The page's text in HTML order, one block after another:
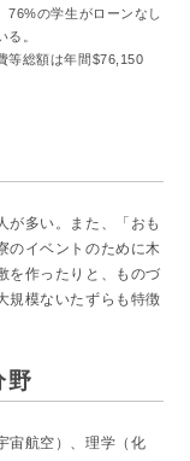
76%の学生がローンなし
る。
等総額は年間$76,150
が多い。また、「おも
のイベントのために木
を作ったりと、ものづ
規模ないたずらも特徴
野
宙航空）、理学（化